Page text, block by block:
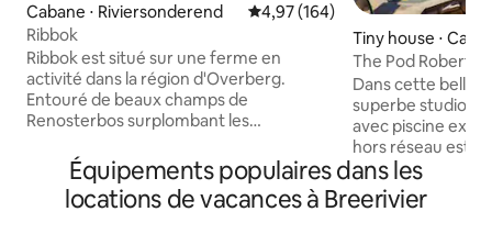
Cabane ⋅ Riviersonderend Évaluation moyenne sur la
4,97 (164)
Ribbok
Ribbok est situé sur une ferme en
activité dans la région d'Overberg.
Entouré de beaux champs de
Renosterbos surplombant les
indépendante moderne comprenant les
éléments suivants : Chambre simple
avec lit King Size Salle de bains avec
Tiny house ⋅
The Pod
Dans cette belle
superbe studio
avec piscine
hors réseau est
avec de l'eau de
solaire. L'énergie
si vous avez une
Équipements populaires dans les
locations de vacances à Breerivier